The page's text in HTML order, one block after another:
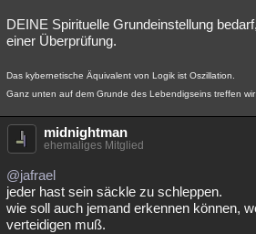
DEINE Spirituelle Grundeinstellung
einer Überprüfung.
Das kybernetische Äquivalent von Logik ist Oszillation.
Ganz unten auf dem Grunde des Lebendigseins treffen
midnightman
ehemaliges Mitglied
@jafrael
jeder hast sein säckle zu schleppen.
wie soll auch jemand erkennen können,
verteidigen muß.